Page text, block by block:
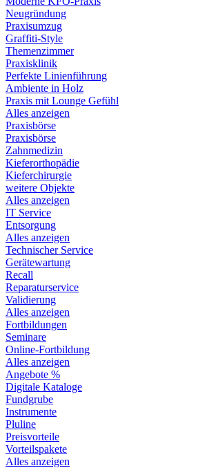
Neugründung
Praxisumzug
Graffiti-Style
Themenzimmer
Praxisklinik
Perfekte Linienführung
Ambiente in Holz
Praxis mit Lounge Gefühl
Alles anzeigen
Praxisbörse
Praxisbörse
Zahnmedizin
Kieferorthopädie
Kieferchirurgie
weitere Objekte
Alles anzeigen
IT Service
Entsorgung
Alles anzeigen
Technischer Service
Gerätewartung
Recall
Reparaturservice
Validierung
Alles anzeigen
Fortbildungen
Seminare
Online-Fortbildung
Alles anzeigen
Angebote %
Digitale Kataloge
Fundgrube
Instrumente
Pluline
Preisvorteile
Vorteilspakete
Alles anzeigen